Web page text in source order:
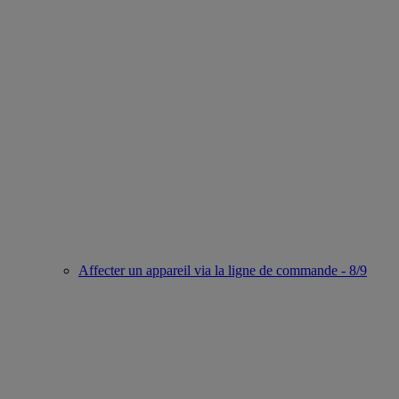
Affecter un appareil via la ligne de commande - 8/9